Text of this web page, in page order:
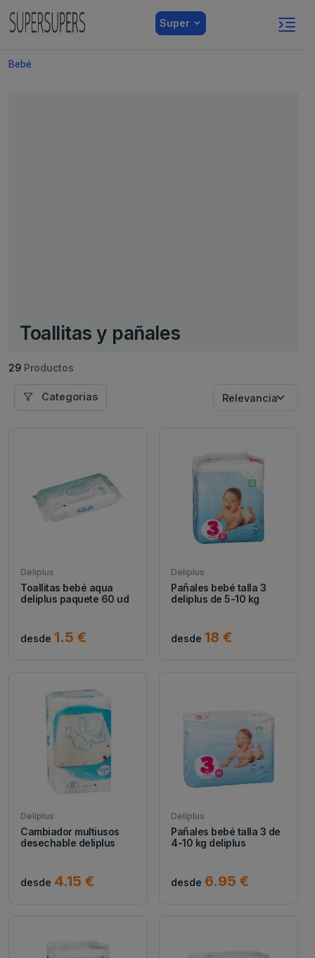
Super
Bebé
Toallitas y pañales
29 Productos
Categorias
Deliplus
Toallitas bebé aqua
deliplus paquete 60 ud
desde 1.5 €
Deliplus
Pañales bebé talla 3
deliplus de 5-10 kg
desde 18 €
Deliplus
Cambiador multiusos
desechable deliplus
desde 4.15 €
Deliplus
Pañales bebé talla 3 de
4-10 kg deliplus
desde 6.95 €